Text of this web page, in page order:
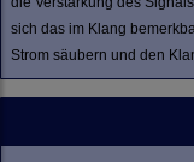
sich das im Klang
Strom säubern und den